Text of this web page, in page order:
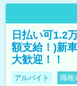
日払い可1.2
額支給！)新
大歓迎！！
アルバイト 職種